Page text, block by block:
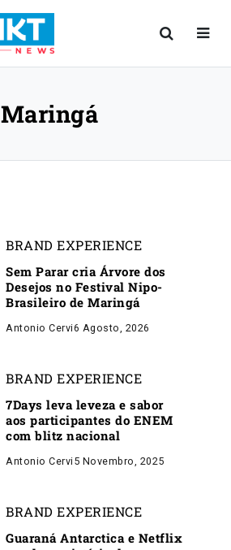
Maringá
BRAND EXPERIENCE
Sem Parar cria Árvore dos
Desejos no Festival Nipo-
Brasileiro de Maringá
Antonio Cervi6 Agosto, 2026
BRAND EXPERIENCE
7Days leva leveza e sabor
aos participantes do ENEM
com blitz nacional
Antonio Cervi 5 Novembro, 2025
BRAND EXPERIENCE
Guaraná Antarctica e Netflix